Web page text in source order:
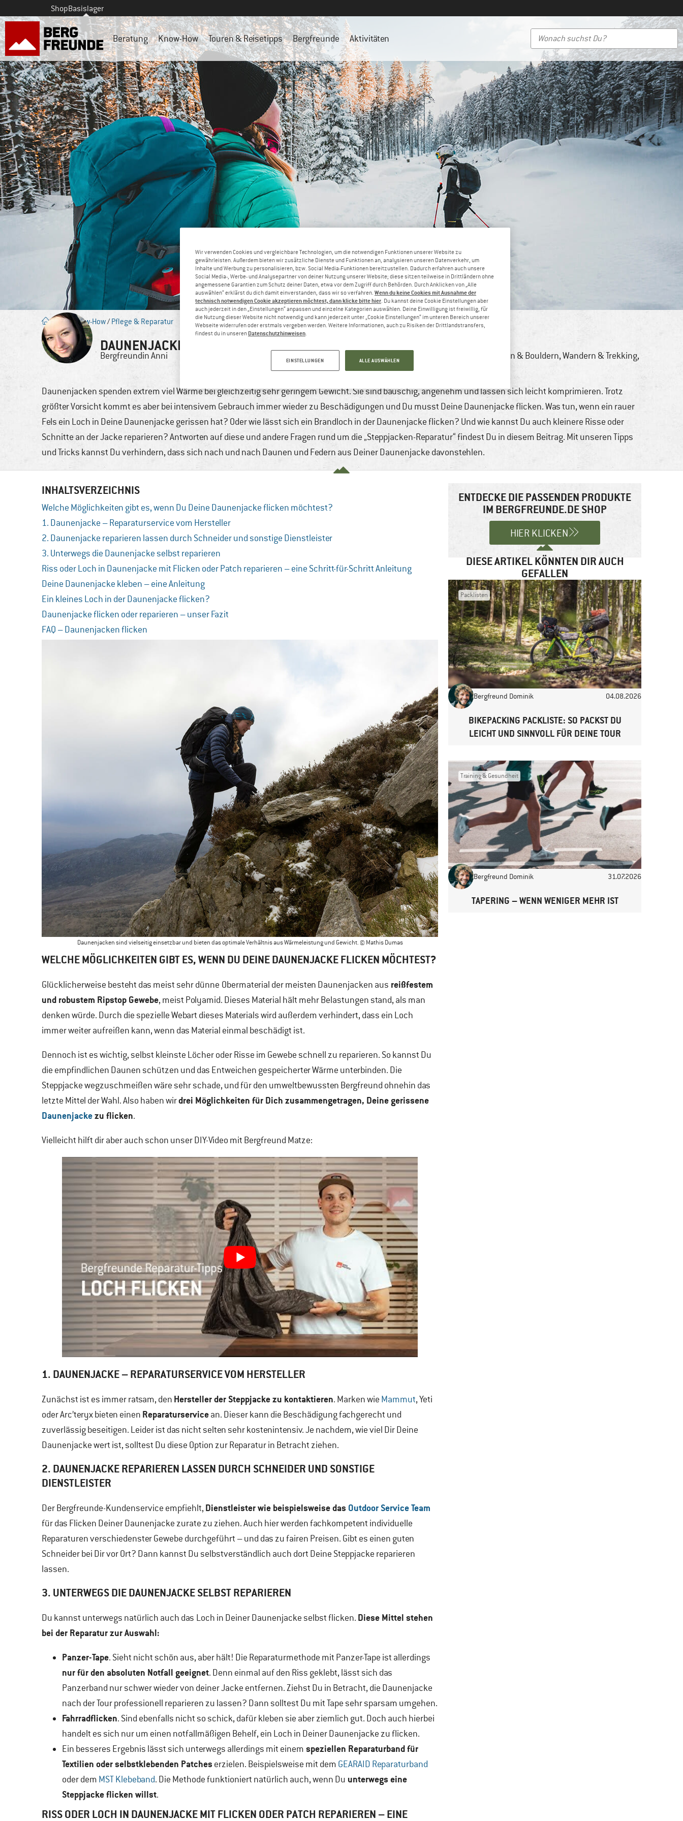
ShopBasislager
Beratung Know-How Touren & Reisetipps Bergfreunde Aktivitäten
Blog/Know-How/ Pflege & Reparatur
DAUNENJACKE FLICKEN – SO MACHST DU DAS
BergfreundinAnni Bergsteigen & Hochtouren Klettern & Bouldern,Wandern & Trekking,
Wintersport
Daunenjacken spenden extrem viel Wärme bei gleichzeitig sehr geringem Gewicht. Sie sind bauschig, angenehm und lassen sich leicht komprimieren. Trotz
größter Vorsicht kommt es aber bei intensivem Gebrauch immer wieder zu Beschädigungen und Du musst Deine Daunenjacke flicken. Was tun, wenn ein rauer
Fels ein Loch in Deine Daunenjacke gerissen hat? Oder wie lässt sich ein Brandloch in der Daunenjacke flicken? Und wie kannst Du auch kleinere Risse oder
Schnitte an der Jacke reparieren? Antworten auf diese und andere Fragen rund um die „Steppjacken-Reparatur“ findest Du in diesem Beitrag. Mit unseren Tipps
und Tricks kannst Du verhindern, dass sich nach und nach Daunen und Federn aus Deiner Daunenjacke davonstehlen.
INHALTSVERZEICHNIS
Welche Möglichkeiten gibt es, wenn Du Deine Daunenjacke flicken möchtest?
1. Daunenjacke – Reparaturservice vom Hersteller
2. Daunenjacke reparieren lassen durch Schneider und sonstige Dienstleister
3. Unterwegs die Daunenjacke selbst reparieren
Riss oder Loch in Daunenjacke mit Flicken oder Patch reparieren – eine Schritt-für-Schritt Anleitung
Deine Daunenjacke kleben – eine Anleitung
Ein kleines Loch in der Daunenjacke flicken?
Daunenjacke flicken oder reparieren – unser Fazit
FAQ – Daunenjacken flicken
Daunenjacken sind vielseitig einsetzbar und bieten das optimale Verhältnis aus Wärmeleistung und Gewicht. © Mathis Dumas
WELCHE MÖGLICHKEITEN GIBT ES, WENN DU DEINE DAUNENJACKE FLICKEN MÖCHTEST?
Glücklicherweise besteht das meist sehr dünne Obermaterial der meisten Daunenjacken aus reißfestem
und robustem Ripstop Gewebe, meist Polyamid. Dieses Material hält mehr Belastungen stand, als man
denken würde. Durch die spezielle Webart dieses Materials wird außerdem verhindert, dass ein Loch
immer weiter aufreißen kann, wenn das Material einmal beschädigt ist.
Dennoch ist es wichtig, selbst kleinste Löcher oder Risse im Gewebe schnell zu reparieren. So kannst Du
die empfindlichen Daunen schützen und das Entweichen gespeicherter Wärme unterbinden. Die
Steppjacke wegzuschmeißen wäre sehr schade, und für den umweltbewussten Bergfreund ohnehin das
letzte Mittel der Wahl. Also haben wirdrei Möglichkeiten für Dich zusammengetragen, Deine gerissene
Daunenjackezu flicken.
Vielleicht hilft dir aber auch schon unser DIY-Video mit Bergfreund Matze:
1. DAUNENJACKE – REPARATURSERVICE VOM HERSTELLER
Zunächst ist es immer ratsam, den Hersteller der Steppjacke zu kontaktieren. Marken wie Mammut, Yeti
oder Arc’teryx bieten einen Reparaturservicean. Dieser kann die Beschädigung fachgerecht und
zuverlässig beseitigen. Leider ist das nicht selten sehr kostenintensiv. Je nachdem, wie viel Dir Deine
Daunenjacke wert ist, solltest Du diese Option zur Reparatur in Betracht ziehen.
2. DAUNENJACKE REPARIEREN LASSEN DURCH SCHNEIDER UND SONSTIGE
DIENSTLEISTER
Der Bergfreunde-Kundenservice empfiehlt, Dienstleister wie beispielsweise das Outdoor Service Team
für das Flicken Deiner Daunenjacke zurate zu ziehen. Auch hier werden fachkompetent individuelle
Reparaturen verschiedenster Gewebe durchgeführt – und das zu fairen Preisen. Gibt es einen guten
Schneider bei Dir vor Ort? Dann kannst Du selbstverständlich auch dort Deine Steppjacke reparieren
lassen.
3. UNTERWEGS DIE DAUNENJACKE SELBST REPARIEREN
Du kannst unterwegs natürlich auch das Loch in Deiner Daunenjacke selbst flicken. Diese Mittel stehen
bei der Reparatur zur Auswahl:
Panzer-Tape. Sieht nicht schön aus, aber hält! Die Reparaturmethode mit Panzer-Tape ist allerdings
nur für den absoluten Notfall geeignet. Denn einmal auf den Riss geklebt, lässt sich das
Panzerband nur schwer wieder von deiner Jacke entfernen. Ziehst Du in Betracht, die Daunenjacke
nach der Tour professionell reparieren zu lassen? Dann solltest Du mit Tape sehr sparsam umgehen.
Fahrradflicken. Sind ebenfalls nicht so schick, dafür kleben sie aber ziemlich gut. Doch auch hierbei
handelt es sich nur um einen notfallmäßigen Behelf, ein Loch in Deiner Daunenjacke zu flicken.
Ein besseres Ergebnis lässt sich unterwegs allerdings mit einem speziellen Reparaturband für
Textilien oder selbstklebenden Patches erzielen. Beispielsweise mit dem GEARAID Reparaturband
oder dem MST Klebeband. Die Methode funktioniert natürlich auch, wenn Du unterwegs eine
Steppjacke flicken willst.
RISS ODER LOCH IN DAUNENJACKE MIT FLICKEN ODER PATCH REPARIEREN – EINE
ENTDECKE DIE PASSENDEN PRODUKTE
IM BERGFREUNDE.DE SHOP
HIER KLICKEN
DIESE ARTIKEL KÖNNTEN DIR AUCH
GEFALLEN
Packlisten
Bergfreund Dominik 04.08.2026
BIKEPACKING PACKLISTE: SO PACKST DU
LEICHT UND SINNVOLL FÜR DEINE TOUR
Training & Gesundheit
Bergfreund Dominik 31.07.2026
TAPERING – WENN WENIGER MEHR IST
Wir verwenden Cookies und vergleichbare Technologien, um die notwendigen Funktionen unserer Website zu
gewährleisten. Außerdem bieten wir zusätzliche Dienste und Funktionen an, analysieren unseren Datenverkehr, um
Inhalte und Werbung zu personalisieren, bzw. Social Media-Funktionen bereitzustellen. Dadurch erfahren auch unsere
Social Media-, Werbe- und Analysepartner von deiner Nutzung unserer Website; diese sitzen teilweise in Drittländern ohne
angemessene Garantien zum Schutz deiner Daten, etwa vor dem Zugriff durch Behörden. Durch Anklicken von „Alle
auswählen“ erklärst du dich damit einverstanden, dass wir so verfahren. Wenn du keine Cookies mit Ausnahme der
technisch notwendigen Cookie akzeptieren möchtest, dann klicke bitte hier. Du kannst deine Cookie Einstellungen aber
auch jederzeit in den „Einstellungen“ anpassen und einzelne Kategorien auswählen. Deine Einwilligung ist freiwillig, für
die Nutzung dieser Website nicht notwendig und kann jederzeit unter „Cookie Einstellungen“ im unteren Bereich unserer
Webseite widerrufen oder erstmals vergeben werden. Weitere Informationen, auch zu Risiken der Drittlandstransfers,
findest du in unseren Datenschutzhinweisen.
EINSTELLUNGEN ALLE AUSWÄHLEN